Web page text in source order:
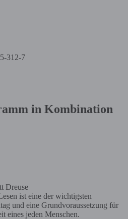
312-7
in Kombination
ist eine der wichtigsten
und eine Grundvoraussetzung für
eines jeden Menschen.